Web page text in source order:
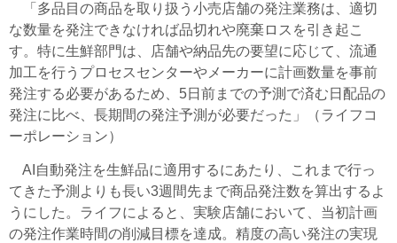
「多品目の商品を取り扱う小売店舗の発注業務は、適切
な数量を発注できなければ品切れや廃棄ロスを引き起こ
す。特に生鮮部門は、店舗や納品先の要望に応じて、流通
加工を行うプロセスセンターやメーカーに計画数量を事前
発注する必要があるため、5日前までの予測で済む日配品の
発注に比べ、長期間の発注予測が必要だった」（ライフコ
ーポレーション）
AI自動発注を生鮮品に適用するにあたり、これまで行っ
てきた予測よりも長い3週間先まで商品発注数を算出するよ
うにした。ライフによると、実験店舗において、当初計画
の発注作業時間の削減目標を達成。精度の高い発注の実現